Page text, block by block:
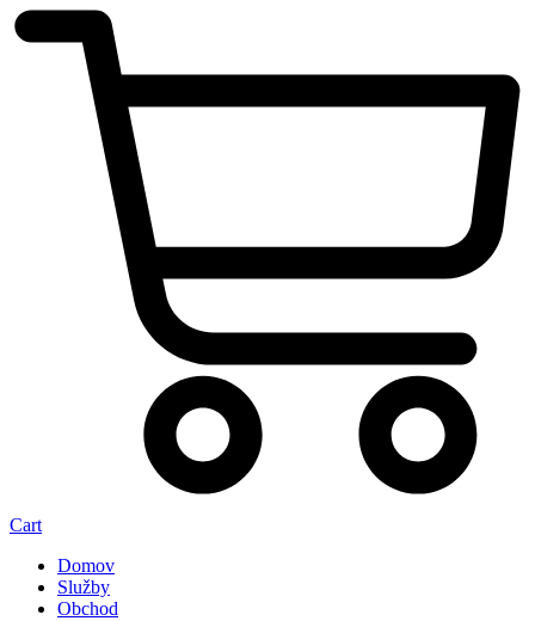
Cart
Domov
Služby
Obchod